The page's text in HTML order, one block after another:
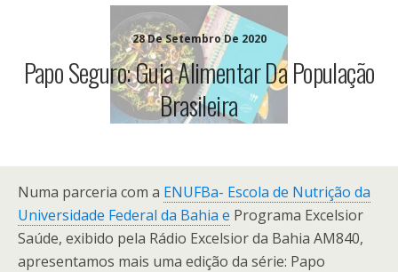
28 De Setembro De 2020
Papo Seguro: Guia Alimentar Da População
Brasileira
Numa parceria com a ENUFBa- Escola de Nutrição da
Universidade Federal da Bahia e Programa Excelsior
Saúde, exibido pela Rádio Excelsior da Bahia AM840,
apresentamos mais uma edição da série: Papo